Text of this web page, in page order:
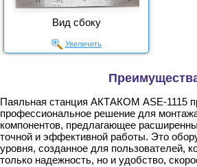
Вид сбоку
Увеличить
Паяльная станция АКТАКОМ ASE-1115
профессиональное решение для
компонентов, предлагающее
точной и эффективной работы. Это
уровня, созданное для пользователей,
только надежность, но и удобство,